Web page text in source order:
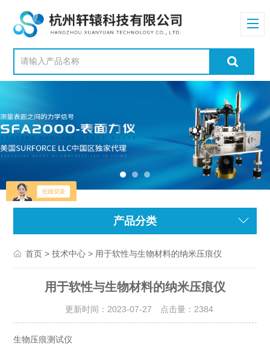
产品分类
首页 >技术中心 > 用于软性与生物材料的纳米压痕仪
用于软性与生物材料的纳米压痕仪
更新时间：2023-07-27 点击量： 2384
生物压痕测试仪